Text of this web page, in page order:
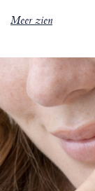
Meer zien